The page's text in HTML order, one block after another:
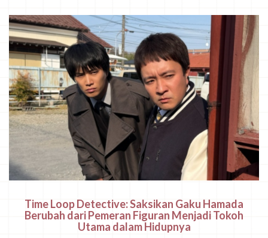
Time Loop Detective: Saksikan Gaku Hamada
Berubah dari Pemeran Figuran Menjadi Tokoh
Utama dalam Hidupnya